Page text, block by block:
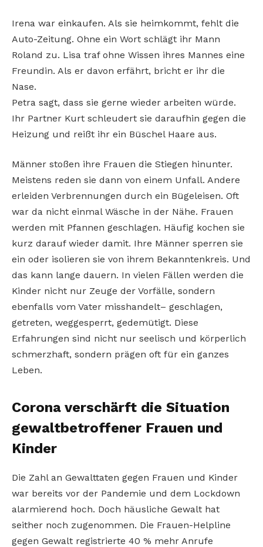
Irena war einkaufen. Als sie heimkommt, fehlt die
Auto-Zeitung. Ohne ein Wort schlägt ihr Mann
Roland zu. Lisa traf ohne Wissen ihres Mannes eine
Freundin. Als er davon erfährt, bricht er ihr die
Nase.
Petra sagt, dass sie gerne wieder arbeiten würde.
Ihr Partner Kurt schleudert sie daraufhin gegen die
Heizung und reißt ihr ein Büschel Haare aus.
Männer stoßen ihre Frauen die Stiegen hinunter.
Meistens reden sie dann von einem Unfall. Andere
erleiden Verbrennungen durch ein Bügeleisen. Oft
war da nicht einmal Wäsche in der Nähe. Frauen
werden mit Pfannen geschlagen. Häufig kochen sie
kurz darauf wieder damit. Ihre Männer sperren sie
ein oder isolieren sie von ihrem Bekanntenkreis. Und
das kann lange dauern. In vielen Fällen werden die
Kinder nicht nur Zeuge der Vorfälle, sondern
ebenfalls vom Vater misshandelt– geschlagen,
getreten, weggesperrt, gedemütigt. Diese
Erfahrungen sind nicht nur seelisch und körperlich
schmerzhaft, sondern prägen oft für ein ganzes
Leben.
Corona verschärft die Situation
gewaltbetroffener Frauen und
Kinder
Die Zahl an Gewalttaten gegen Frauen und Kinder
war bereits vor der Pandemie und dem Lockdown
alarmierend hoch. Doch häusliche Gewalt hat
seither noch zugenommen. Die Frauen-Helpline
gegen Gewalt registrierte 40 % mehr Anrufe